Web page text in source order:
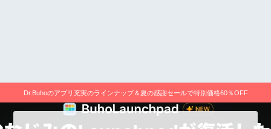
Dr.Buhoのアプリ充実のラインナップ＆夏の感謝セールで特別価格60％OFF